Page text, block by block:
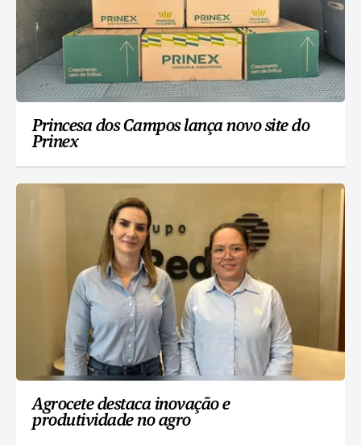
Princesa dos Campos lança novo site do
Prinex
Agrocete destaca inovação e
produtividade no agro